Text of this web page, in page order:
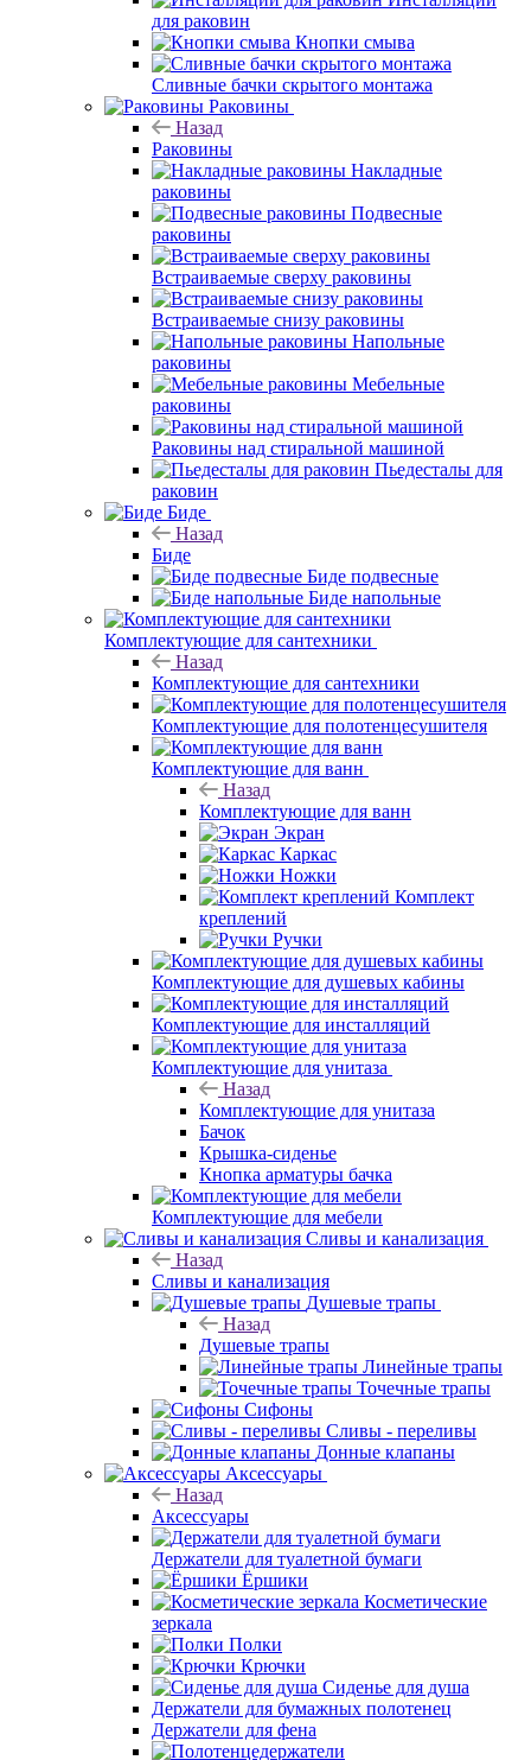
для раковин
Кнопки смыва
Сливные бачки скрытого монтажа
Раковины
Назад
Раковины
Накладные
раковины
Подвесные
раковины
Встраиваемые сверху раковины
Встраиваемые снизу раковины
Напольные
раковины
Мебельные
раковины
Раковины над стиральной машиной
Пьедесталы для
раковин
Биде
Назад
Биде
Биде подвесные
Биде напольные
Комплектующие для сантехники
Назад
Комплектующие для сантехники
Комплектующие для полотенцесушителя
Комплектующие для ванн
Назад
Комплектующие для ванн
Экран
Каркас
Ножки
Комплект
креплений
Ручки
Комплектующие для душевых кабины
Комплектующие для инсталляций
Комплектующие для унитаза
Назад
Комплектующие для унитаза
Бачок
Крышка-сиденье
Кнопка арматуры бачка
Комплектующие для мебели
Сливы и канализация
Назад
Сливы и канализация
Душевые трапы
Назад
Душевые трапы
Линейные трапы
Точечные трапы
Сифоны
Сливы - переливы
Донные клапаны
Аксессуары
Назад
Аксессуары
Держатели для туалетной бумаги
Ёршики
Косметические
зеркала
Полки
Крючки
Сиденье для душа
Держатели для бумажных полотенец
Держатели для фена